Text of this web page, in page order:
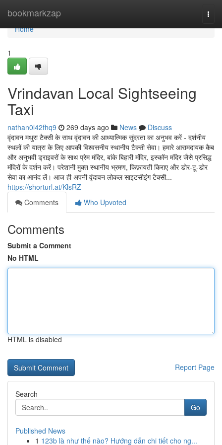
bookmarkzap
Home
Home
1
Vrindavan Local Sightseeing
Taxi
nathan0l42fhq9 269 days ago News
Discuss
वृंदावन मथुरा टैक्सी के साथ वृंदावन की आध्यात्मिक सुंदरता का अनुभव करें - दर्शनीय
स्थलों की यात्रा के लिए आपकी विश्वसनीय स्थानीय टैक्सी सेवा। हमारे आरामदायक कैब
और अनुभवी ड्राइवरों के साथ प्रेम मंदिर, बांके बिहारी मंदिर, इस्कॉन मंदिर जैसे प्रसिद्ध
मंदिरों के दर्शन करें। परेशानी मुक्त स्थानीय भ्रमण, किफ़ायती किराए और डोर-टू-डोर
सेवा का आनंद लें। आज ही अपनी वृंदावन लोकल साइटसीइंग टैक्सी...
https://shorturl.at/KlsRZ
Comments
Who Upvoted
Comments
Submit a Comment
No HTML
HTML is disabled
Report Page
Search
Go
Published News
1 123b là như thế nào? Hướng dẫn chi tiết cho ng...